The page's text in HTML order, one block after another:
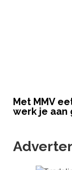
Met MMV
werk je aan